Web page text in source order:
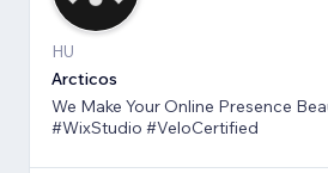
HU
Arcticos
We Make Your Online Presence
#WixStudio #VeloCertified